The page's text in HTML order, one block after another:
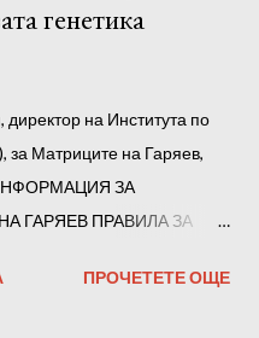
генетика
на Института по
за Матриците на Гаряев,
ЗА
ГАРЯЕВ ПРАВИЛА ЗА
да го разделите на
ПРОЧЕТЕТЕ ОЩЕ